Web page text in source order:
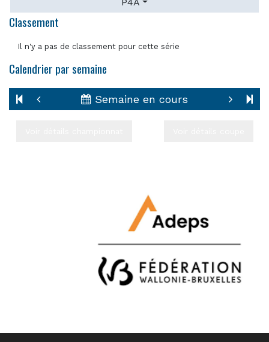
P4A
Classement
Il n'y a pas de classement pour cette série
Calendrier par semaine
Semaine en cours